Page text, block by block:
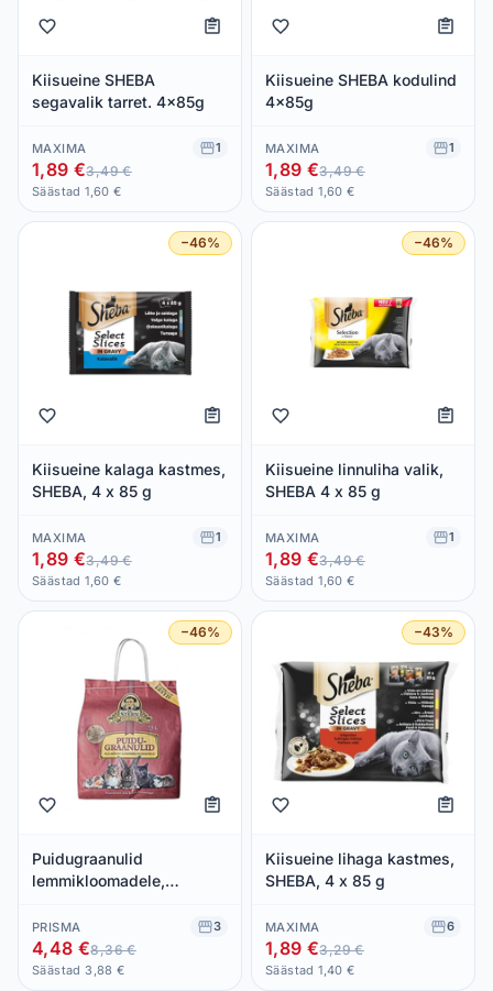
Kiisueine SHEBA
segavalik tarret. 4x85g
MAXIMA 1
1,89 €3,49 €
Säästad 1,60 €
Kiisueine SHEBA kodulind
4x85g
MAXIMA 1
1,89 €3,49 €
Säästad 1,60 €
−46%
Kiisueine kalaga kastmes,
SHEBA, 4 x 85 g
MAXIMA 1
1,89 €3,49 €
Säästad 1,60 €
−46%
Kiisueine linnuliha valik,
SHEBA 4 x 85 g
MAXIMA 1
1,89 €3,49 €
Säästad 1,60 €
−46%
Puidugraanulid
lemmikloomadele,
PRISMA 3
4,48 €8,36 €
Säästad 3,88 €
−43%
Kiisueine lihaga kastmes,
SHEBA, 4 x 85 g
MAXIMA 6
1,89 €3,29 €
Säästad 1,40 €